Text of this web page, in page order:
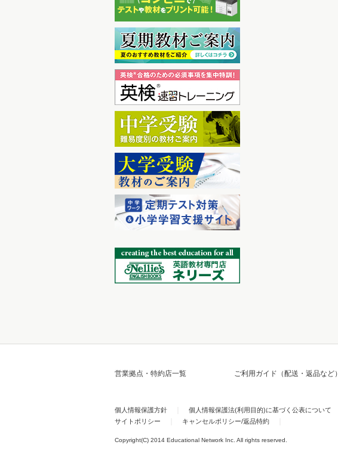
営業拠点・特約店一覧 ご利用ガイド（配送・返品など）
個人情報保護方針 個人情報保護法(利用目的)に基づく公表について
サイトポリシー
キャンセルポリシー/返品特約
Copyright(C) 2014 Educational Network Inc. All rights reserved.